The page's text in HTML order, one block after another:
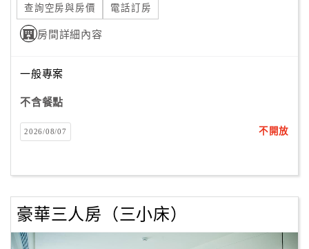
紅
利
查
訂
房
Q&A
旅
卡
訂
查詢空房與房價 電話訂房
房間詳細內容
一般專案
不含餐點
2026/08/07 不開放
豪華三人房（三小床）